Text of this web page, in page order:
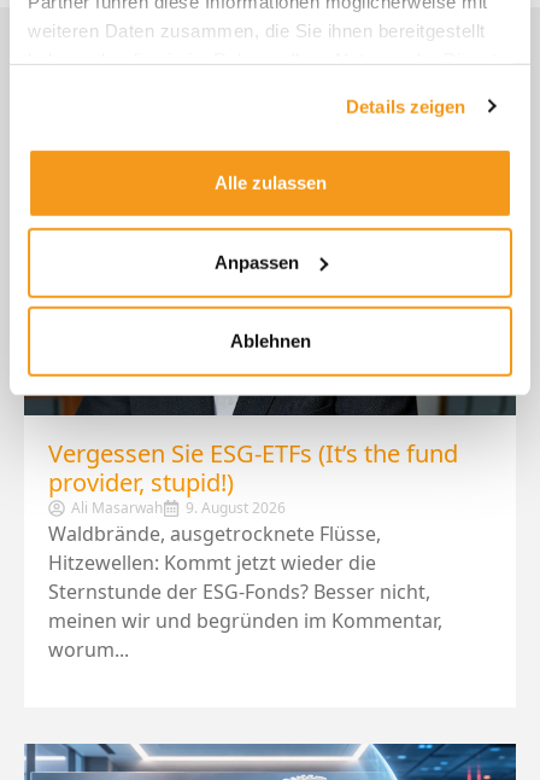
weiteren Daten zusammen, die Sie ihnen bereitgestellt
Details zeigen
Alle zulassen
Anpassen
Ablehnen
Envestor Research: Sie bleiben gut
Vergessen Sie ESG-ETFs (It’s the fund
provider, stupid!)
Ali Masarwah 9. August 2026
Waldbrände, ausgetrocknete Flüsse,
Hitzewellen: Kommt jetzt wieder die
Sternstunde der ESG-Fonds? Besser nicht,
meinen wir und begründen im Kommentar,
worum...